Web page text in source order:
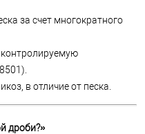
за счет многократного
контролируемую
в отличие от песка.
дроби?»